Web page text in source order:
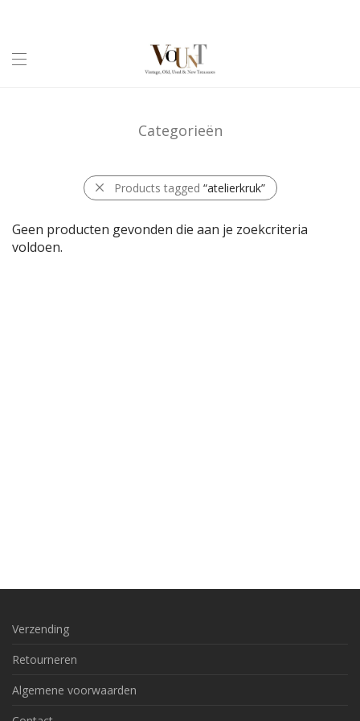
Categorieën
Products tagged “atelierkruk”
Geen producten gevonden die aan je zoekcriteria
voldoen.
Verzending
Retourneren
Algemene voorwaarden